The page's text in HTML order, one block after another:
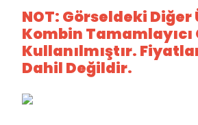
NOT: Görseldeki
Kombin
Kullanılmıştır.
Dahil Değildir.